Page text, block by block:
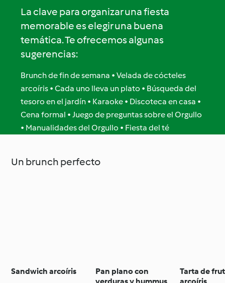
La clave para organizar una fiesta
memorable es elegir una buena
temática. Te ofrecemos algunas
sugerencias:
Brunch de fin de semana • Velada de cócteles
arcoíris • Cada uno lleva un plato • Búsqueda del
tesoro en el jardín • Karaoke • Discoteca en casa •
Cena formal • Juego de preguntas sobre el Orgullo
• Manualidades del Orgullo • Fiesta del té
Un brunch perfecto
Sandwich arcoíris
Pan plano con
Tarta de